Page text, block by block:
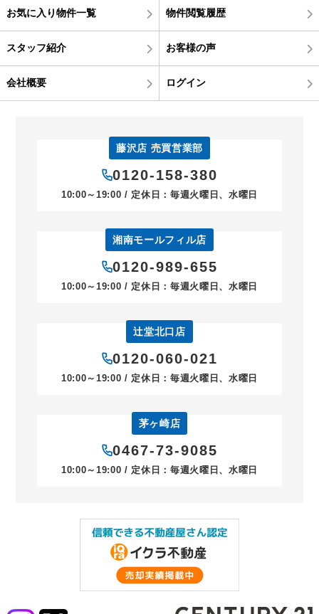
お気に入り物件一覧 物件閲覧履歴
スタッフ紹介 お客様の声
会社概要 ログイン
藤沢店 売買営業部
0120-158-380
10:00～19:00 / 定休日：毎週火曜日、水曜日
湘南モールフィル店
0120-989-655
10:00～19:00 / 定休日：毎週火曜日、水曜日
辻堂北口店
0120-060-021
10:00～19:00 / 定休日：毎週火曜日、水曜日
茅ヶ崎店
0467-73-9085
10:00～19:00 / 定休日：毎週火曜日、水曜日